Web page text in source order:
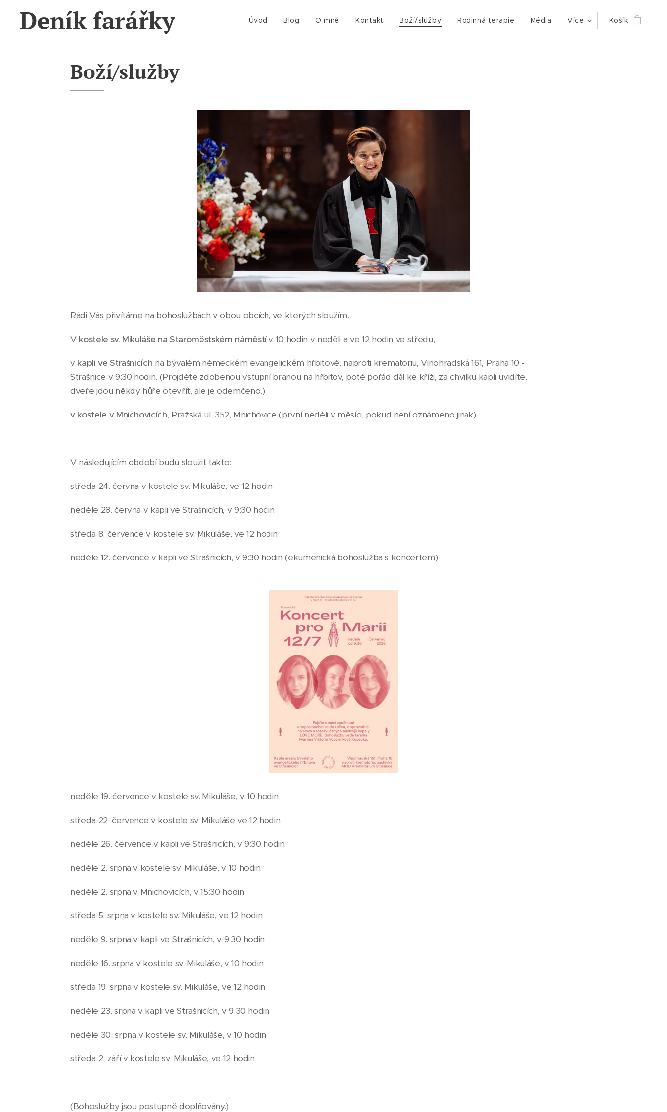
Deník farářky Úvod Blog O mně Kontakt Boží/služby Rodinná terapie Média Více Košík
Boží/služby
Rádi Vás přivítáme na bohoslužbách v obou obcích, ve kterých sloužím.
V kostele sv. Mikuláše na Staroměstském náměstív 10 hodin v neděli a ve 12 hodin ve středu,
v kapli ve Strašnicích na bývalém německém evangelickém hřbitově, naproti krematoriu, Vinohradská 161, Praha 10 -
Strašnice v 9:30 hodin. (Projděte zdobenou vstupní branou na hřbitov, poté pořád dál ke kříži, za chvilku kapli uvidíte,
dveře jdou někdy hůře otevřít, ale je odemčeno.)
v kostele v Mnichovicích, Pražská ul. 352, Mnichovice (první neděli v měsíci, pokud není oznámeno jinak)
V následujícím období budu sloužit takto:
středa 24. června v kostele sv. Mikuláše, ve 12 hodin
neděle 28. června v kapli ve Strašnicích, v 9:30 hodin
středa 8. července v kostele sv. Mikuláše, ve 12 hodin
neděle 12. července v kapli ve Strašnicích, v 9:30 hodin (ekumenická bohoslužba s koncertem)
neděle 19. července v kostele sv. Mikuláše, v 10 hodin
středa 22. července v kostele sv. Mikuláše ve 12 hodin
neděle 26. července v kapli ve Strašnicích, v 9:30 hodin
neděle 2. srpna v kostele sv. Mikuláše, v 10 hodin
neděle 2. srpna v Mnichovicích, v 15:30 hodin
středa 5. srpna v kostele sv. Mikuláše, ve 12 hodin
neděle 9. srpna v kapli ve Strašnicích, v 9:30 hodin
neděle 16. srpna v kostele sv. Mikuláše, v 10 hodin
středa 19. srpna v kostele sv. Mikuláše, ve 12 hodin
neděle 23. srpna v kapli ve Strašnicích, v 9:30 hodin
neděle 30. srpna v kostele sv. Mikuláše, v 10 hodin
středa 2. září v kostele sv. Mikuláše, ve 12 hodin
(Bohoslužby jsou postupně doplňovány.)